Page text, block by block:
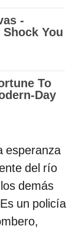
esperanza
del río
demás
un policía